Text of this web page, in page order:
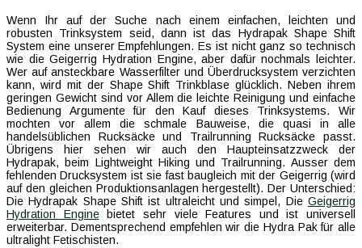
Wenn Ihr auf der Suche nach einem einfachen, leichten und
robusten Trinksystem seid, dann ist das Hydrapak Shape Shift
System eine unserer Empfehlungen. Es ist nicht ganz so technisch
wie die Geigerrig Hydration Engine, aber dafür nochmals leichter.
Wer auf ansteckbare Wasserfilter und Überdrucksystem verzichten
kann, wird mit der Shape Shift Trinkblase glücklich. Neben ihrem
geringen Gewicht sind vor Allem die leichte Reinigung und einfache
Bedienung Argumente für den Kauf dieses Trinksystems. Wir
mochten vor allem die schmale Bauweise, die quasi in alle
handelsüblichen Rucksäcke und Trailrunning Rucksäcke passt.
Übrigens hier sehen wir auch den Haupteinsatzzweck der
Hydrapak, beim Lightweight Hiking und Trailrunning. Ausser dem
fehlenden Drucksystem ist sie fast baugleich mit der Geigerrig (wird
auf den gleichen Produktionsanlagen hergestellt). Der Unterschied:
Die Hydrapak Shape Shift ist ultraleicht und simpel, Die Geigerrig
Hydration Enginebietet sehr viele Features und ist universell
erweiterbar. Dementsprechend empfehlen wir die Hydra Pak für alle
ultralight Fetischisten.